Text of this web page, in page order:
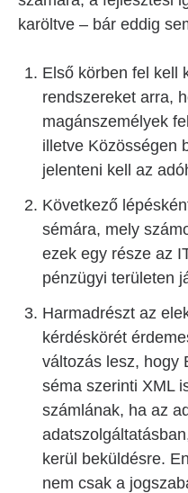
karöltve – bár eddig
Első körben fel kell
rendszereket arra,
magánszemélyek
illetve Közösségen
jelenteni kell az
Következő
sémára, mely
ezek egy része az
pénzügyi területen
Harmadrészt az
kérdéskörét
változás lesz, hogy
séma szerinti XML
számlának, ha az
kerül beküldésre.
nem csak a